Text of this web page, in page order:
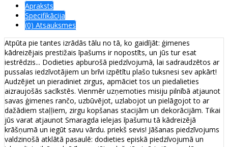
Apraksts
Specifikācija
(0) Atsauksmes
Atpūta pie tantes izrādās tālu no tā, ko gaidījāt: ģimenes
kādreizējais prestižais īpašums ir nopostīts, un jūs tur esat
iestrēdzis... Dodieties apburošā piedzīvojumā, lai sadraudzētos ar
pussalas iedzīvotājiem un brīvi izpētītu plašo tuksnesi sev apkārt!
Audzējiet un pieradiniet zirgus, apmāciet tos un piedalieties
aizraujošās sacīkstēs. Vienmēr uzņemoties misiju pilnībā atjaunot
savas ģimenes rančo, uzbūvējot, uzlabojot un pielāgojot to ar
dažādiem staļļiem, zirgu kopšanas stacijām un dekorācijām. Tikai
jūs varat atjaunot Smaragda ielejas īpašumu tā kādreizējā
krāšņumā un iegūt savu vārdu. priekš sevis! Jāšanas piedzīvojums
valdzinošā atklātā pasaulē: dodieties episkā piedzīvojumā un